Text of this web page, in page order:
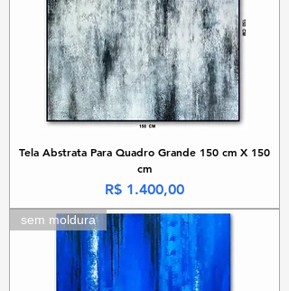
Tela Abstrata Para Quadro Grande 150 cm X 150
cm
Preço
R$ 1.400,00
sem moldura